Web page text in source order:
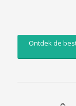
Ontdek de